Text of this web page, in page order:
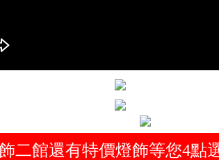
二館還有特價燈飾等您4點